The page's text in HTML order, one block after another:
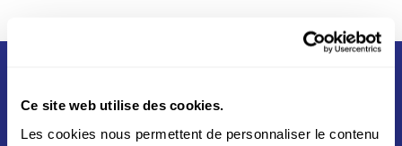
Ce site web utilise des cookies.
Les cookies nous permettent de personnaliser le contenu